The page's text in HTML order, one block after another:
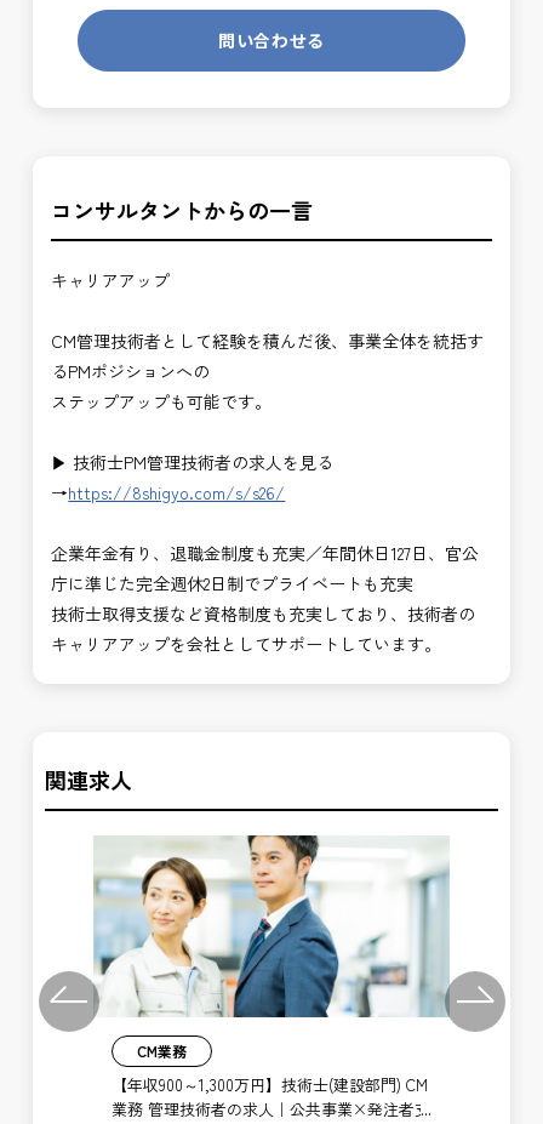
問い合わせる
コンサルタントからの一言
キャリアアップ
CM管理技術者として経験を積んだ後、事業全体を統括す
るPMポジションへの
ステップアップも可能です。
▶ 技術士PM管理技術者の求人を見る
→https://8shigyo.com/s/s26/
企業年金有り、退職金制度も充実／年間休日127日、官公
庁に準じた完全週休2日制でプライベートも充実
技術士取得支援など資格制度も充実しており、技術者の
キャリアアップを会社としてサポートしています。
関連求人
Previous
CM業務
【年収900～1,300万円】技術士(建設部門) CM
業務 管理技術者の求人｜公共事業×発注者支
Next